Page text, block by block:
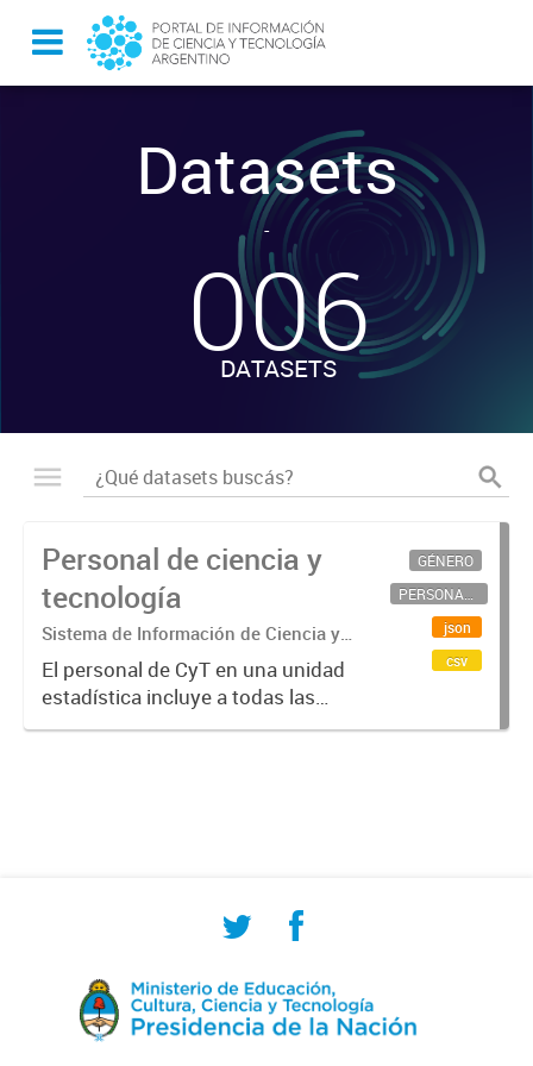
Datasets
-
006
DATASETS
Personal de ciencia y
tecnología
Sistema de Información de Ciencia y
Tecnología Argentino (SICYTAR)
El personal de CyT en una unidad
estadística incluye a todas las
personas involucradas
GÉNERO
PERSONAL CIENTÍFICO-TECNOLÓGICO
json
csv